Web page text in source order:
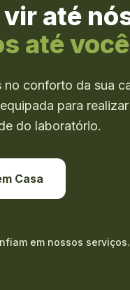
até
até
no conforto da sua
para
do laboratório.
Casa
em nossos serviços.